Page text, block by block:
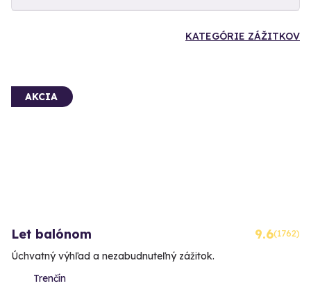
KATEGÓRIE ZÁŽITKOV
AKCIA
Let balónom 9.6(1762)
Úchvatný výhľad a nezabudnuteľný zážitok.
Trenčín